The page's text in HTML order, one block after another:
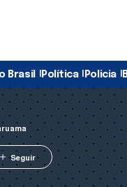
Brasil Política Policia